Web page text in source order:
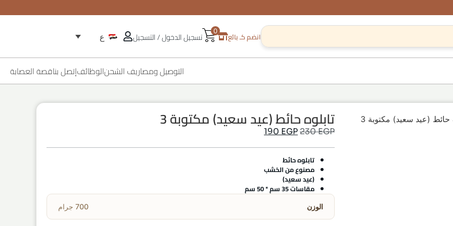
انضم كـ بائع 0 تسجيل الدخول / التسجيل ع
التوصيل ومصاريف الشحنالوظائفإتصل بناقصة العصابة
حائط (عيد سعيد) مكتوبة 3 تابلوه حائط (عيد سعيد) مكتوبة 3
230EGP
190 EGP
تابلوه حائط
مصنوع من الخشب
(عيد سعيد)
مقاسات 35 سم * 50 سم
الوزن 700 جرام